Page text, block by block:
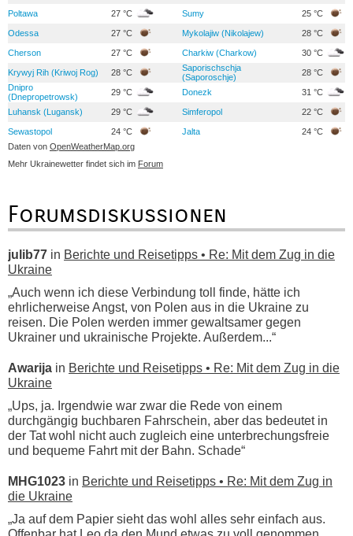
Poltawa 27 °C Sumy 25 °C
Odessa 27 °C Mykolajiw (Nikolajew) 28 °C
Cherson 27 °C Charkiw (Charkow) 30 °C
Krywyj Rih (Kriwoj Rog) 28 °C
Saporischschja
(Saporoschje)
28 °C
Dnipro
(Dnepropetrowsk)
29 °C Donezk 31 °C
Luhansk (Lugansk) 29 °C Simferopol 22 °C
Sewastopol 24 °C Jalta
24 °C
Daten von OpenWeatherMap.org
Mehr Ukrainewetter findet sich im Forum
Forumsdiskussionen
julib77 in Berichte und Reisetipps • Re: Mit dem Zug in die
Ukraine
„Auch wenn ich diese Verbindung toll finde, hätte ich
ehrlicherweise Angst, von Polen aus in die Ukraine zu
reisen. Die Polen werden immer gewaltsamer gegen
Ukrainer und ukrainische Projekte. Außerdem...“
Awarija in Berichte und Reisetipps • Re: Mit dem Zug in die
Ukraine
„Ups, ja. Irgendwie war zwar die Rede von einem
durchgängig buchbaren Fahrschein, aber das bedeutet in
der Tat wohl nicht auch zugleich eine unterbrechungsfreie
und bequeme Fahrt mit der Bahn. Schade“
MHG1023 in Berichte und Reisetipps • Re: Mit dem Zug in
die Ukraine
„Ja auf dem Papier sieht das wohl alles sehr einfach aus.